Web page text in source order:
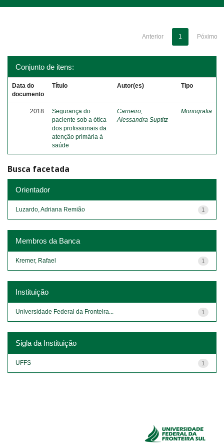
Anterior 1 Póximo
Conjunto de itens:
Data do
documento
Título Autor(es) Tipo
2018
Segurança do
paciente sob a ótica
dos profissionais da
atenção primária à
saúde
Carneiro,
Alessandra Suptitz
Monografia
Busca facetada
Orientador
1
Luzardo, Adriana Remião
Membros da Banca
1
Kremer, Rafael
Instituição
1
Universidade Federal da Fronteira...
Sigla da Instituição
1
UFFS